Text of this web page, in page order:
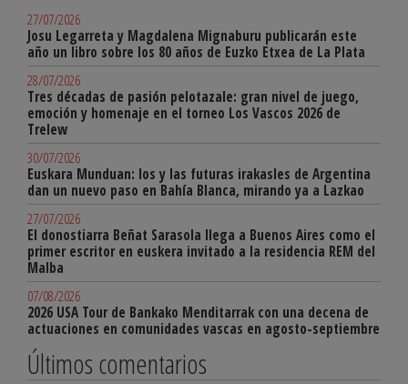
27/07/2026
Josu Legarreta y Magdalena Mignaburu publicarán este
año un libro sobre los 80 años de Euzko Etxea de La Plata
28/07/2026
Tres décadas de pasión pelotazale: gran nivel de juego,
emoción y homenaje en el torneo Los Vascos 2026 de
Trelew
30/07/2026
Euskara Munduan: los y las futuras irakasles de Argentina
dan un nuevo paso en Bahía Blanca, mirando ya a Lazkao
27/07/2026
El donostiarra Beñat Sarasola llega a Buenos Aires como el
primer escritor en euskera invitado a la residencia REM del
Malba
07/08/2026
2026 USA Tour de Bankako Menditarrak con una decena de
actuaciones en comunidades vascas en agosto-septiembre
Últimos comentarios